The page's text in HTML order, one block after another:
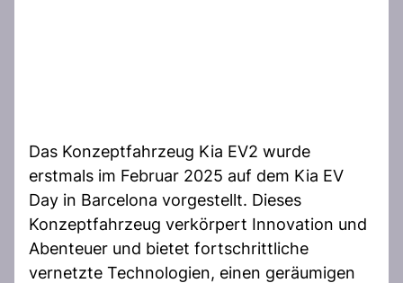
Das Konzeptfahrzeug Kia EV2 wurde
erstmals im Februar 2025 auf dem Kia EV
Day in Barcelona vorgestellt. Dieses
Konzeptfahrzeug verkörpert Innovation und
Abenteuer und bietet fortschrittliche
vernetzte Technologien, einen geräumigen